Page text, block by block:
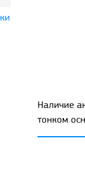
Наличие
тонком